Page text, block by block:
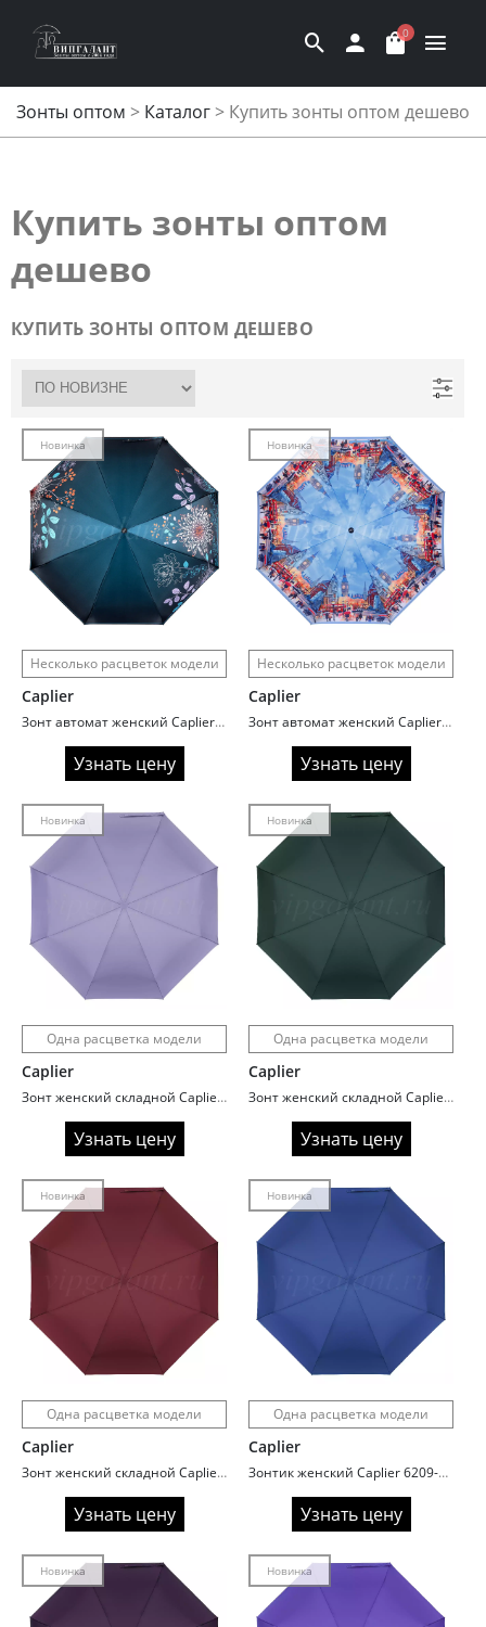
0
Зонты оптом > Каталог> Купить зонты оптом дешево
Купить зонты оптом
дешево
КУПИТЬ ЗОНТЫ ОПТОМ ДЕШЕВО
Новинка
Несколько расцветок модели
Caplier
Зонт автомат женский Caplier 3853 Цветы
Узнать цену
Новинка
Несколько расцветок модели
Caplier
Зонт автомат женский Caplier 20725 Beautiful life
Узнать цену
Новинка
Одна расцветка модели
Caplier
Зонт женский складной Caplier 6209-2 Лиловый
Узнать цену
Новинка
Одна расцветка модели
Caplier
Зонт женский складной Caplier 6209-12 Насыщенный зеленый
Узнать цену
Новинка
Одна расцветка модели
Caplier
Зонт женский складной Caplier 6209-9 Бордовый
Узнать цену
Новинка
Одна расцветка модели
Caplier
Зонтик женский Caplier 6209-7 Электрик
Узнать цену
Новинка Новинка